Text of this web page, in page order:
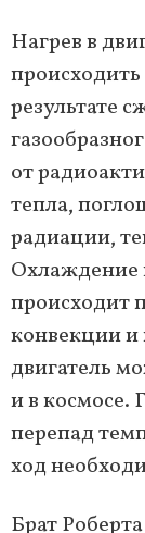
Нагрев в
результате
от
тепла,
радиации,
Охлаждение
происходит
конвекции и
двигатель
и в космосе.
перепад
ход
Брат